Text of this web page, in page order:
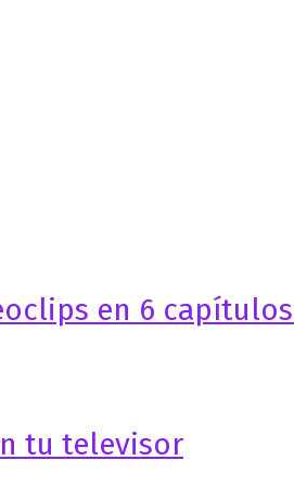
en 6
tu televisor